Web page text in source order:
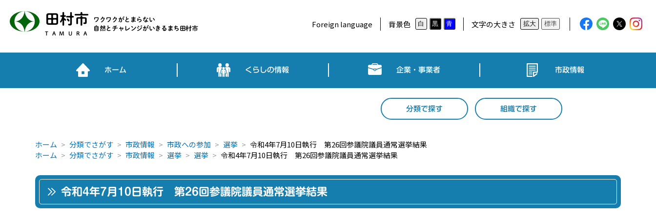
田村市
TAMURA
ワクワクがとまらない
自然とチャレンジがいきるまち田村市
Foreign language 背景色 白 黒 青 文字の大きさ 拡大 標準
ホーム くらしの情報 企業・事業者 市政情報
分類で探す 組織で探す
ホーム 分類でさがす 市政情報 市政への参加 選挙
令和4年7月10日執行 第26回参議院議員通常選挙結果
ホーム
分類でさがす 市政情報 選挙 選挙 令和4年7月10日執行 第26回参議院議員通常選挙結果
令和4年7月10日執行 第26回参議院議員通常選挙結果